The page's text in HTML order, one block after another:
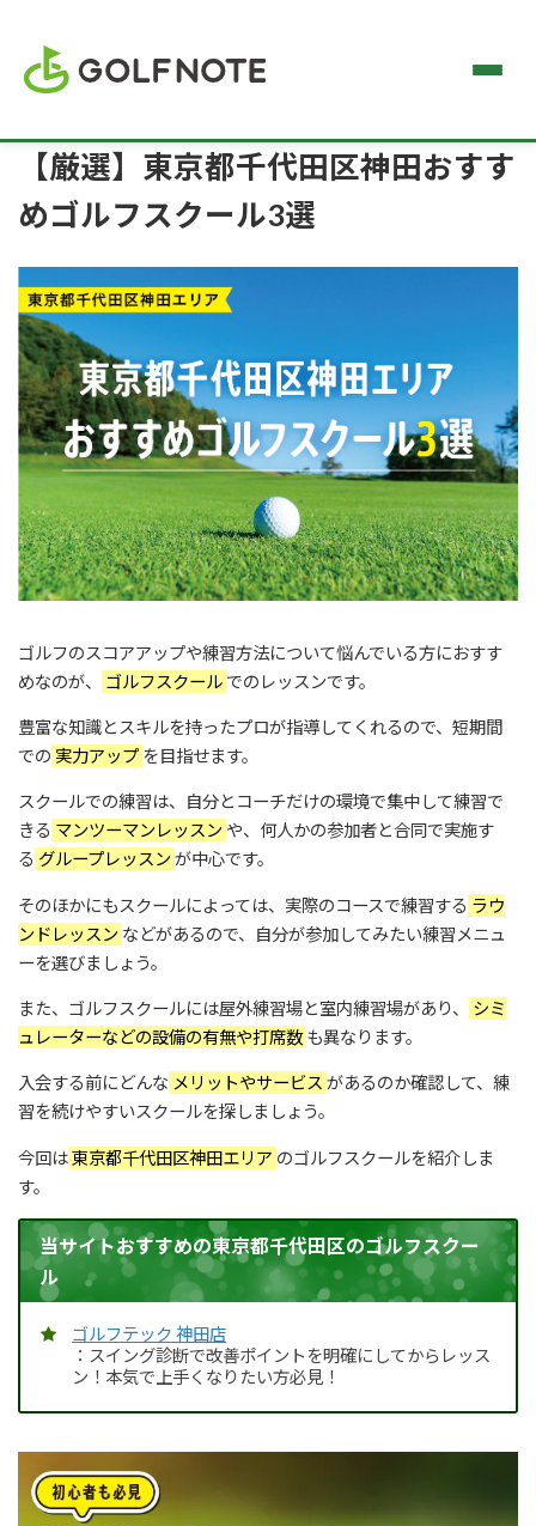
【厳選】東京都千代田区神田おすす
めゴルフスクール3選
ゴルフのスコアアップや練習方法について悩んでいる方におすす
めなのが、
ゴルフスクールでのレッスンです。
豊富な知識とスキルを持ったプロが指導してくれるので、短期間
での 実力アップ を目指せます。
スクールでの練習は、自分とコーチだけの環境で集中して練習で
きる マンツーマンレッスン や、何人かの参加者と合同で実施す
る グループレッスン が中心です。
そのほかにもスクールによっては、実際のコースで練習する ラウ
ンドレッスン などがあるので、自分が参加してみたい練習メニュ
ーを選びましょう。
また、ゴルフスクールには屋外練習場と室内練習場があり、
シミ
ュレーターなどの設備の有無や打席数も異なります。
入会する前にどんな メリットやサービス があるのか確認して、練
習を続けやすいスクールを探しましょう。
今回は東京都千代田区神田エリア のゴルフスクールを紹介しま
す。
当サイトおすすめの東京都千代田区のゴルフスクー
ル
ゴルフテック 神田店
：スイング診断で改善ポイントを明確にしてからレッス
ン！本気で上手くなりたい方必見！